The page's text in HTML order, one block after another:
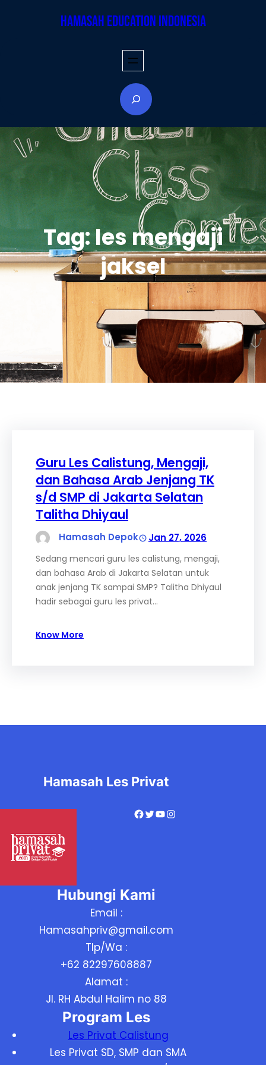
Hamasah Education Indonesia
a
r
c
h
Tag:les mengaji
jaksel
Guru Les Calistung, Mengaji,
dan Bahasa Arab Jenjang TK
s/d SMP di Jakarta Selatan
Talitha Dhiyaul
Hamasah Depok Jan 27, 2026
Sedang mencari guru les calistung, mengaji,
dan bahasa Arab di Jakarta Selatan untuk
anak jenjang TK sampai SMP? Talitha Dhiyaul
hadir sebagai guru les privat…
Know More
Hamasah Les Privat
Facebook Twitter YouTube Instagram
Hubungi Kami
Email :
Hamasahpriv@gmail.com
Tlp/Wa :
+62 82297608887
Alamat :
Jl. RH Abdul Halim no 88
Program Les
Les Privat Calistung
Les Privat SD, SMP dan SMA